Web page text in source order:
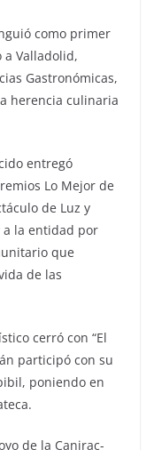
como primer
a Valladolid,
Gastronómicas,
herencia culinaria
entregó
Lo Mejor de
de Luz y
a la entidad por
que
de las
cerró con “El
participó con su
poniendo en
de la Canirac-